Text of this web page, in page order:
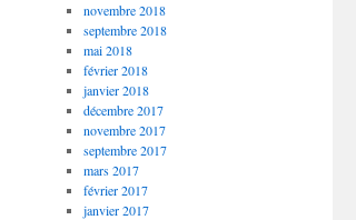
novembre 2018
septembre 2018
mai 2018
février 2018
janvier 2018
décembre 2017
novembre 2017
septembre 2017
mars 2017
février 2017
janvier 2017